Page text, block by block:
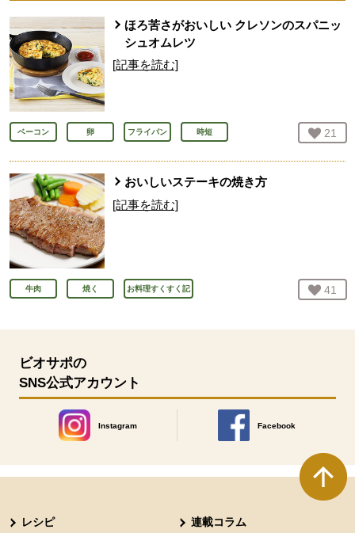
ほろ苦さがおいしい クレソンのスパニッ
シュオムレツ
[記事を読む]
ベーコン 卵 フライパン 時短 お気
21
おいしいステーキの焼き方
[記事を読む]
牛肉 焼く お料理すくすく記 お気
41
ビオサポの
SNS公式アカウント
Instagram
別のウィンドウで開きます。
Facebook
別のウィンドウで開きます
レシピ 連載コラム